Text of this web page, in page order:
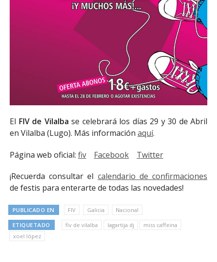
El FIV de Vilalba se celebrará los días 29 y 30 de Abril
en Vilalba (Lugo). Más información aquí.
Página web oficial: fiv Facebook Twitter
¡Recuerda consultar el calendario de confirmaciones
de festis para enterarte de todas las novedades!
PUBLICADO EN FIV Galicia Nacional
ETIQUETADO fiv de vilalba lagartija dj
miss caffeina
xoel lópez